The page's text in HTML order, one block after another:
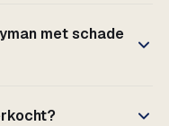
met schade